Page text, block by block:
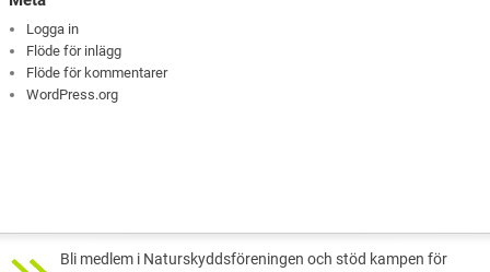
Logga in
Flöde för inlägg
Flöde för kommentarer
WordPress.org
Bli medlem i Naturskyddsföreningen och stöd kampen för